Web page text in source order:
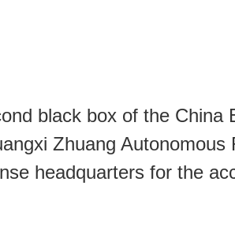
冰雪道路 足球道路
旅游 科普 健康 乐龄 阅读
中国 全民健康 颜选攻略 海洋
black box of the China
Zhuang Autonomous
headquarters for the